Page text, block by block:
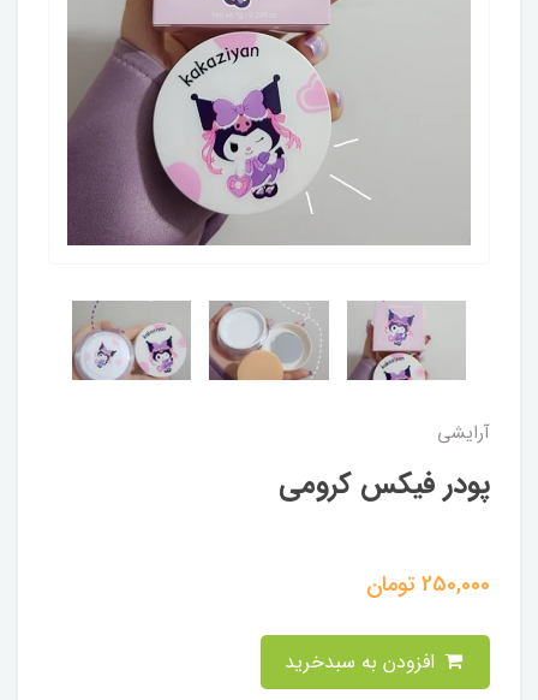
آرایشی
پودر فیکس کرومی
250,000تومان